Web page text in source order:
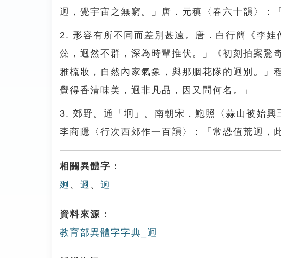
迥，覺宇宙之無窮。」唐．元稹〈春六十韻〉：
2. 形容有所不同而差別甚遠。唐．白行簡《李
藻，迥然不群，深為時輩推伏。」《初刻拍案驚
雅梳妝，自然內家氣象，與那胭花隊的迥別。」
覺得香清味美，迥非凡品，因又問何名。」
3. 郊野。通「坰」。南朝宋．鮑照〈蒜山被始
李商隱〈行次西郊作一百韻〉：「常恐值荒迥，
相關異體字：
㢠 、 䢛 、 逈
資料來源：
教育部異體字字典_迥